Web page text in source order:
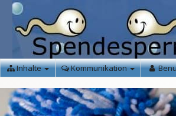
Inhalte Kommunikation